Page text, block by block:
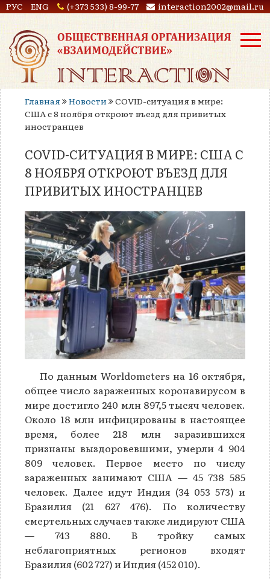
РУС ENG (+373 533) 8-99-77 interaction2002@mail.ru
Главная Новости
COVID-ситуация в мире:
США с 8 ноября откроют въезд для привитых
иностранцев
COVID-СИТУАЦИЯ В МИРЕ: США С
8 НОЯБРЯ ОТКРОЮТ ВЪЕЗД ДЛЯ
ПРИВИТЫХ ИНОСТРАНЦЕВ
По данным Worldometers на 16 октября,
общее число зараженных коронавирусом в
мире достигло 240 млн 897,5 тысяч человек.
Около 18 млн инфицированы в настоящее
время, более 218 млн заразившихся
признаны выздоровевшими, умерли 4 904
809 человек. Первое место по числу
зараженных занимают США — 45 738 585
человек. Далее идут Индия (34 053 573) и
Бразилия (21 627 476). По количеству
смертельных случаев также лидируют США
— 743 880. В тройку самых
неблагоприятных регионов входят
Бразилия (602 727) и Индия (452 010).